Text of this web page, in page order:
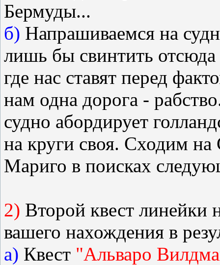
Бермуды...
б) Напрашиваемся на
лишь бы свинтить
где нас ставят перед
нам одна дорога -
судно абордирует
на круги своя. Сходим
Мариго в поисках
2) Второй квест линейки
вашего нахождения в
а) Квест "Альваро